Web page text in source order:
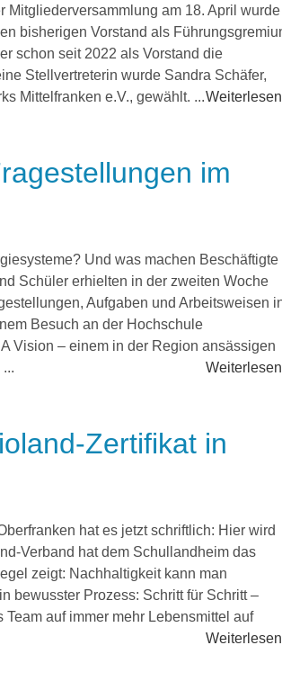
Mitgliederversammlung am 18. April wurde
bisherigen Vorstand als
schon seit 2022 als Vorstand die
Stellvertreterin wurde Sandra Schäfer,
Mittelfranken e.V., gewählt. ...
im
Und was machen Beschäftigte
Schüler erhielten in der zweiten Woche
Aufgaben und Arbeitsweisen
Besuch an der Hochschule
Vision – einem in der Region ansässigen
Zertifikat in
hat es jetzt schriftlich: Hier wird
Verband hat dem Schullandheim das
zeigt: Nachhaltigkeit kann man
bewusster Prozess: Schritt für Schritt –
auf immer mehr Lebensmittel auf